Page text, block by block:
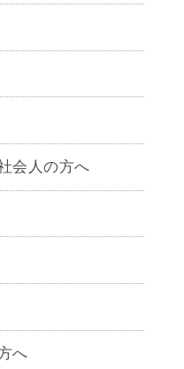
会人の方へ
へ